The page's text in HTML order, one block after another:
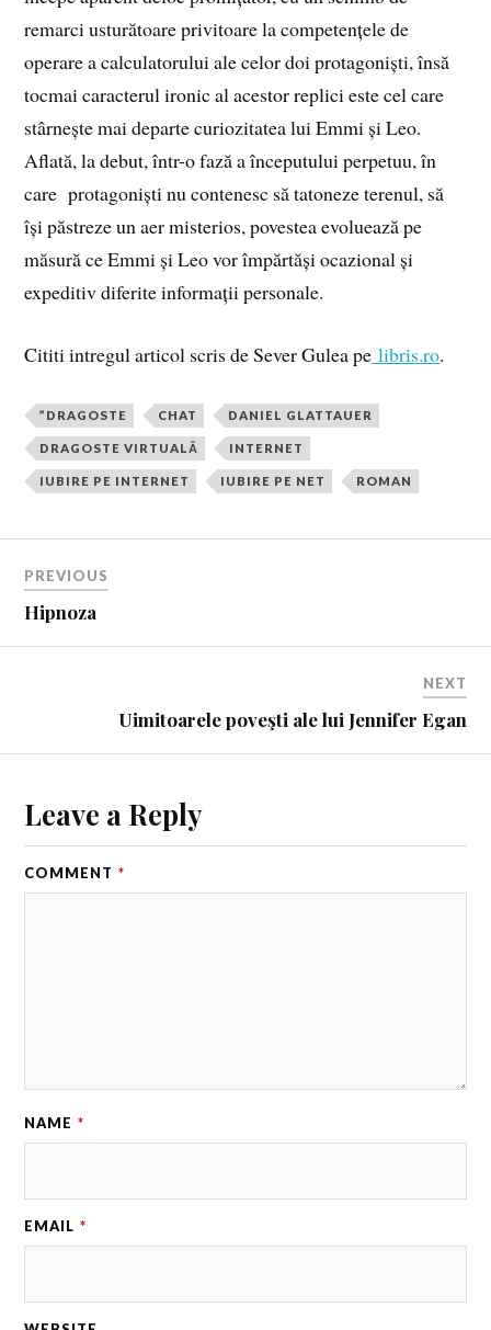
remarci usturătoare privitoare la competențele de
operare a calculatorului ale celor doi protagoniști, însă
tocmai caracterul ironic al acestor replici este cel care
stârnește mai departe curiozitatea lui Emmi și Leo.
Aflată, la debut, într-o fază a începutului perpetuu, în
care protagoniști nu contenesc să tatoneze terenul, să
își păstreze un aer misterios, povestea evoluează pe
măsură ce Emmi și Leo vor împărtăși ocazional și
expeditiv diferite informații personale.
Cititi intregul articol scris de Sever Gulea pe libris.ro.
”DRAGOSTE CHAT DANIEL GLATTAUER
DRAGOSTE VIRTUALĂ INTERNET
IUBIRE PE INTERNET IUBIRE PE NET ROMAN
PREVIOUS
Hipnoza
NEXT
Uimitoarele poveşti ale lui Jennifer Egan
Leave a Reply
COMMENT *
NAME *
EMAIL *